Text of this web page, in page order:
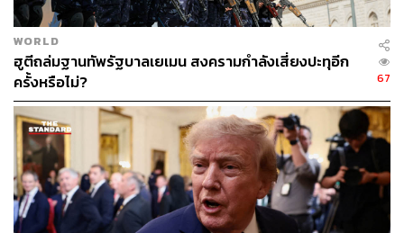
“สงครามครั้งนี้จะถูกตัดสินด้วยเรื่องทรัพยากร ทั้งน้ำและ
อาหาร และราคาน้ำมัน เนื่องจากหากเส้นทางเดินเรือถูกปิด
กั้นจนไม่สามารถขนส่งอาหารไปยังภูมิภาคอ่าวเปอร์เซียได้
ประเทศในภูมินั้นก็จะเพิ่มแรงกดดัน เนื่องจากจากแหล่งน้ำ
ตอนนี้น่าจะอยู่ได้ประมาณ 2 เดือนเท่านั้น ปัจจุบัน ดังนั้นใน
ระยะเวลาประมาณ 2 เดือนก็จะเริ่มเห็นคลี่คลาย” บุรินทร์
กล่าว
โดยบุรินทร์ยังอ้างอิงถึงการคาดการณ์ของผู้เล่นในตลาดการ
เงิน โดยระบุว่าจากข้อมูลในตลาดซื้อขายล่วงหน้าทั้งน้ำมัน
WORLD
ฮูตีถล่มฐานทัพรัฐบาลเยเมน สงครามกำลังเสี่ยงปะทุอีก
ครั้งหรือไม่?
67